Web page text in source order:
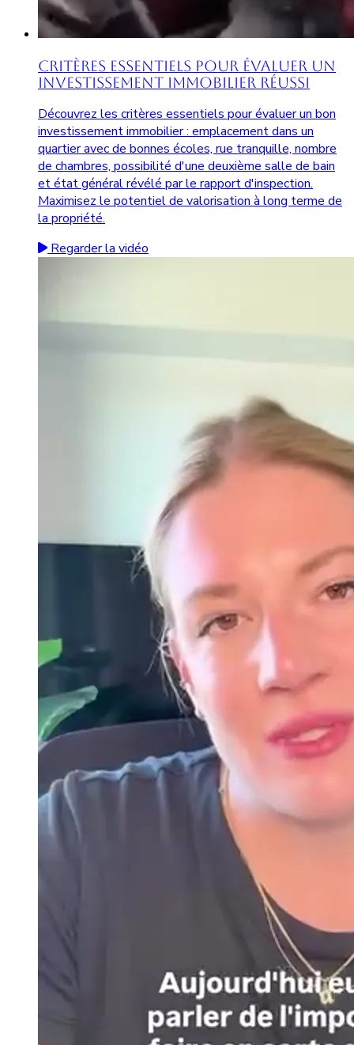
Critères Essentiels pour Évaluer un
Investissement Immobilier Réussi
Découvrez les critères essentiels pour évaluer un bon
investissement immobilier : emplacement dans un
quartier avec de bonnes écoles, rue tranquille, nombre
de chambres, possibilité d'une deuxième salle de bain
et état général révélé par le rapport d'inspection.
Maximisez le potentiel de valorisation à long terme de
la propriété.
Regarder la vidéo